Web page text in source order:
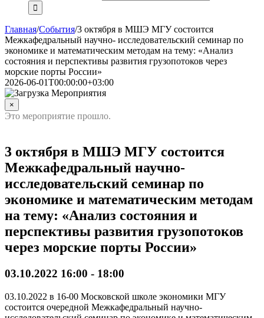
Главная/События/3 октября в МШЭ МГУ состоится
Межкафедральный научно- исследовательский семинар по
экономике и математическим методам на тему: «Анализ
состояния и перспективы развития грузопотоков через
морские порты России»
2026-06-01T00:00:00+03:00
×
Это мероприятие прошло.
3 октября в МШЭ МГУ состоится
Межкафедральный научно-
исследовательский семинар по
экономике и математическим методам
на тему: «Анализ состояния и
перспективы развития грузопотоков
через морские порты России»
03.10.2022 16:00 - 18:00
03.10.2022 в 16-00 Московской школе экономики МГУ
состоится очередной Межкафедральный научно-